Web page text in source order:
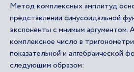
Метод комплексных амплитуд
представлении синусоидальной
экспоненты с мнимым аргументом.
комплексное число в
показательной и алгебраической
следующим образом: